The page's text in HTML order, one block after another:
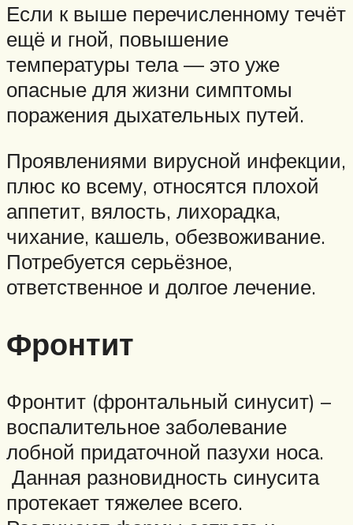
Если к выше перечисленному течёт
ещё и гной, повышение
температуры тела — это уже
опасные для жизни симптомы
поражения дыхательных путей.
Проявлениями вирусной инфекции,
плюс ко всему, относятся плохой
аппетит, вялость, лихорадка,
чихание, кашель, обезвоживание.
Потребуется серьёзное,
ответственное и долгое лечение.
Фронтит
Фронтит (фронтальный синусит) –
воспалительное заболевание
лобной придаточной пазухи носа.
Данная разновидность синусита
протекает тяжелее всего.